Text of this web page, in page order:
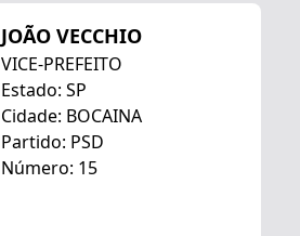
JOÃO VECCHIO
VICE-PREFEITO
Estado: SP
Cidade: BOCAINA
Partido: PSD
Número: 15